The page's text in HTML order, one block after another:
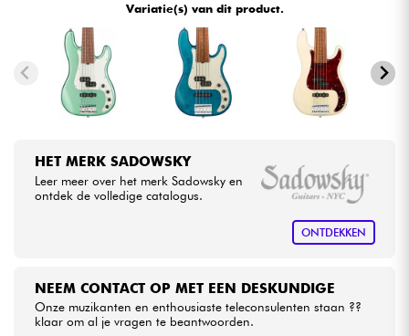
Variatie(s) van dit product.
HET MERK SADOWSKY
Leer meer over het merk Sadowsky en
ontdek de volledige catalogus.
ONTDEKKEN
NEEM CONTACT OP MET EEN DESKUNDIGE
Onze muzikanten en enthousiaste teleconsulenten staan ??
klaar om al je vragen te beantwoorden.